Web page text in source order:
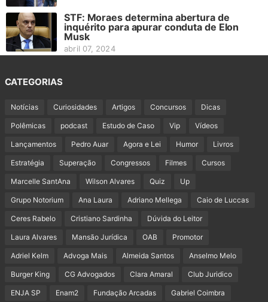
STF: Moraes determina abertura de
inquérito para apurar conduta de Elon
Musk
abril 07, 2024
CATEGORIAS
Notícias Curiosidades Artigos Concursos Dicas
Polêmicas podcast Estudo de Caso Vip Vídeos
Lançamentos Pedro Auar Agora e Lei Humor Livros
Estratégia Superação Congressos Filmes Cursos
Marcelle SantAna Wilson Alvares Quiz Up
Grupo Notorium Ana Laura Adriano Mellega Caio de Luccas
Ceres Rabelo Cristiano Sardinha Dúvida do Leitor
Laura Alvares Mansão Jurídica OAB Promotor
Adriel Kelm Advoga Mais Almeida Santos Anselmo Melo
Burger King CG Advogados Clara Amaral Club Juridico
ENJA SP Enam2 Fundação Arcadas Gabriel Coimbra